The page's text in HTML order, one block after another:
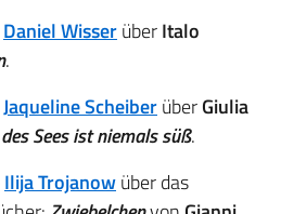
Daniel WisserüberItalo
.
Jaqueline ScheiberüberGiulia
Sees ist niemals süß.
Ilija Trojanowüber das